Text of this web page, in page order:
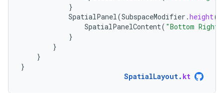
}
SpatialPanel (SubspaceModifier .height(
SpatialPanelContent( "Bottom Right"
}
}
}
}
SpatialLayout. kt